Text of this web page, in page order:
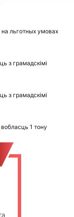
на льготных умовах
з грамадскімі
з грамадскімі
1 тону